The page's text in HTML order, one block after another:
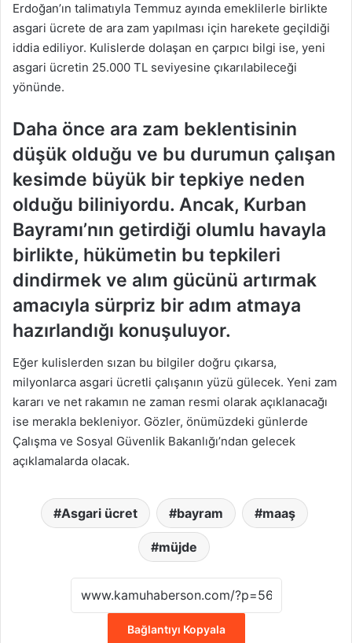
Erdoğan’ın talimatıyla Temmuz ayında emeklilerle birlikte
asgari ücrete de ara zam yapılması için harekete geçildiği
iddia ediliyor. Kulislerde dolaşan en çarpıcı bilgi ise, yeni
asgari ücretin 25.000 TL seviyesine çıkarılabileceği
yönünde.
Daha önce ara zam beklentisinin
düşük olduğu ve bu durumun çalışan
kesimde büyük bir tepkiye neden
olduğu biliniyordu. Ancak, Kurban
Bayramı’nın getirdiği olumlu havayla
birlikte, hükümetin bu tepkileri
dindirmek ve alım gücünü artırmak
amacıyla sürpriz bir adım atmaya
hazırlandığı konuşuluyor.
Eğer kulislerden sızan bu bilgiler doğru çıkarsa,
milyonlarca asgari ücretli çalışanın yüzü gülecek. Yeni zam
kararı ve net rakamın ne zaman resmi olarak açıklanacağı
ise merakla bekleniyor. Gözler, önümüzdeki günlerde
Çalışma ve Sosyal Güvenlik Bakanlığı’ndan gelecek
açıklamalarda olacak.
Asgari ücret bayram maaş
müjde
Bağlantıyı Kopyala